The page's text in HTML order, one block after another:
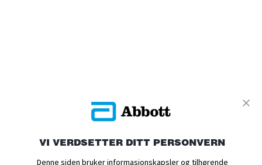
KOM I GANG
VI VERDSETTER DITT PERSONVERN
Denne siden bruker informasjonskapsler og tilhørende